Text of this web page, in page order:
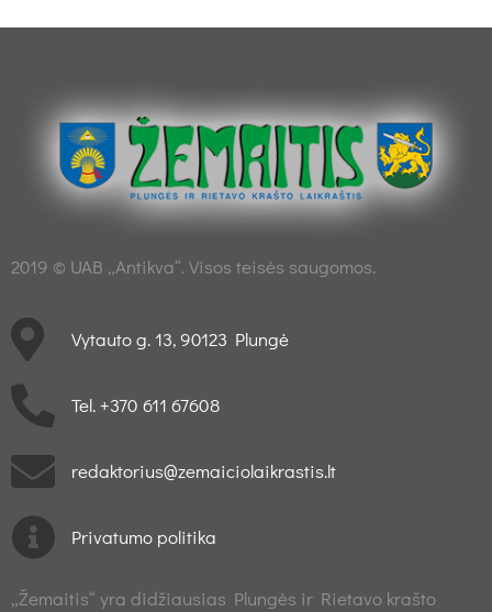
2019 © UAB „Antikva“. Visos teisės saugomos.
Vytauto g. 13, 90123 Plungė
Tel. +370 611 67608
redaktorius@zemaiciolaikrastis.lt
Privatumo politika
„Žemaitis“ yra didžiausias Plungės ir Rietavo krašto